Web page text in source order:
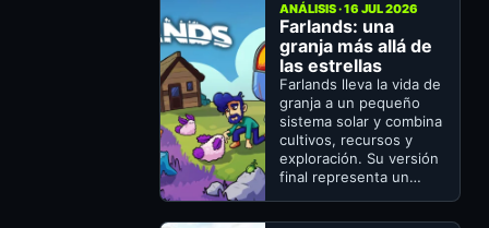
ANÁLISIS · 16 JUL 2026
Farlands: una
granja más allá de
las estrellas
Farlands lleva la vida de
granja a un pequeño
sistema solar y combina
cultivos, recursos y
exploración. Su versión
final representa un…